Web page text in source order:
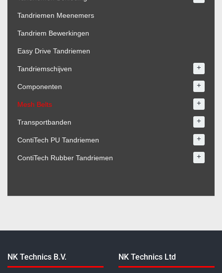
Tandriemen Meenemers
Tandriem Bewerkingen
Easy Drive Tandriemen
Tandriemschijven +
Componenten +
Mesh Belts +
Transportbanden +
ContiTech PU Tandriemen +
ContiTech Rubber Tandriemen +
NK Technics B.V. NK Technics Ltd